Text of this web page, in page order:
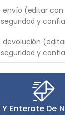
envío (editar con
y
devolución
y
Enterate De